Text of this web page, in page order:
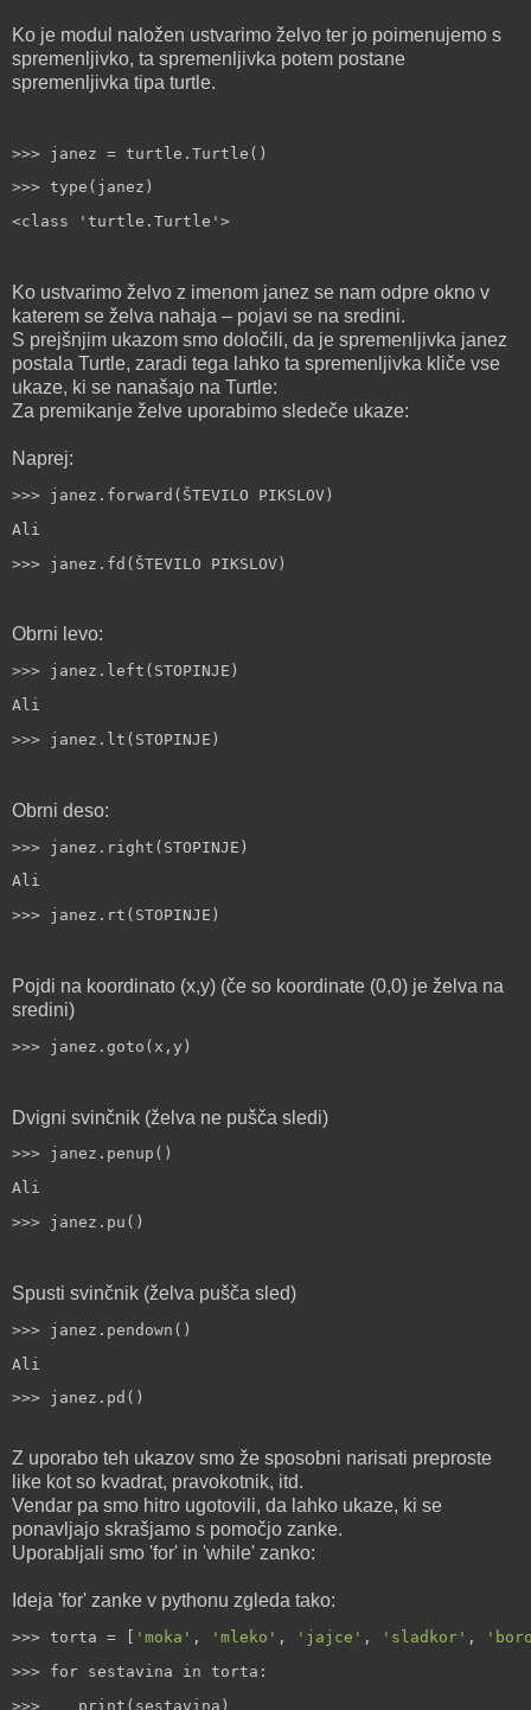
Ko je modul naložen ustvarimo želvo ter jo poimenujemo s
spremenljivko, ta spremenljivka potem postane
spremenljivka tipa turtle.
>>> janez = turtle.Turtle()
>>> type(janez)
<class 'turtle.Turtle'>
Ko ustvarimo želvo z imenom janez se nam odpre okno v
katerem se želva nahaja – pojavi se na sredini.
S prejšnjim ukazom smo določili, da je spremenljivka janez
postala Turtle, zaradi tega lahko ta spremenljivka kliče vse
ukaze, ki se nanašajo na Turtle:
Za premikanje želve uporabimo sledeče ukaze:
Naprej:
>>> janez.forward(ŠTEVILO PIKSLOV)
Ali
>>> janez.fd(ŠTEVILO PIKSLOV)
Obrni levo:
>>> janez.left(STOPINJE)
Ali
>>> janez.lt(STOPINJE)
Obrni deso:
>>> janez.right(STOPINJE)
Ali
>>> janez.rt(STOPINJE)
Pojdi na koordinato (x,y) (če so koordinate (0,0) je želva na
sredini)
>>> janez.goto(x,y)
Dvigni svinčnik (želva ne pušča sledi)
>>> janez.penup()
Ali
>>> janez.pu()
Spusti svinčnik (želva pušča sled)
>>> janez.pendown()
Ali
>>> janez.pd()
Z uporabo teh ukazov smo že sposobni narisati preproste
like kot so kvadrat, pravokotnik, itd.
Vendar pa smo hitro ugotovili, da lahko ukaze, ki se
ponavljajo skrašjamo s pomočjo zanke.
Uporabljali smo 'for' in 'while' zanko:
Ideja 'for' zanke v pythonu zgleda tako:
>>> torta = [ 'moka' , 'mleko' , 'jajce' , 'sladkor' ,
>>> for sestavina in torta:
>>>
print(sestavina)